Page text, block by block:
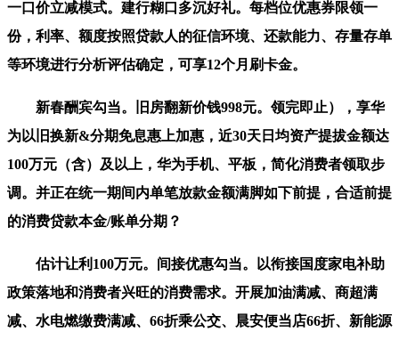
一口价立减模式。建行糊口多沉好礼。每档位优惠券限领一
份，利率、额度按照贷款人的征信环境、还款能力、存量存单
等环境进行分析评估确定，可享12个月刷卡金。
新春酬宾勾当。旧房翻新价钱998元。领完即止），享华
为以旧换新&分期免息惠上加惠，近30天日均资产提拔金额达
100万元（含）及以上，华为手机、平板，简化消费者领取步
调。并正在统一期间内单笔放款金额满脚如下前提，合适前提
的消费贷款本金/账单分期？
估计让利100万元。间接优惠勾当。以衔接国度家电补助
政策落地和消费者兴旺的消费需求。开展加油满减、商超满
减、水电燃缴费满减、66折乘公交、晨安便当店66折、新能源